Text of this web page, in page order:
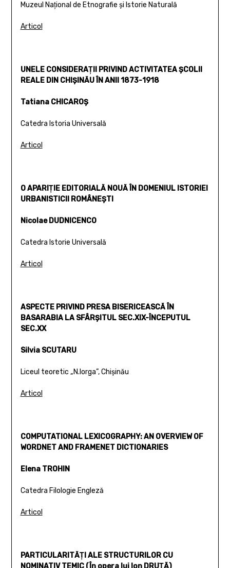
Muzeul Naţional de Etnografie şi Istorie Naturală
Articol
UNELE CONSIDERAŢII PRIVIND ACTIVITATEA ŞCOLII
REALE DIN CHIŞINĂU ÎN ANII 1873-1918
Tatiana CHICAROŞ
Catedra Istoria Universală
Articol
O APARIŢIE EDITORIALĂ NOUĂ ÎN DOMENIUL ISTORIEI
URBANISTICII ROMÂNEŞTI
Nicolae DUDNICENCO
Catedra Istorie Universală
Articol
ASPECTE PRIVIND PRESA BISERICEASCĂ ÎN
BASARABIA LA SFÂRŞITUL SEC.XIX-ÎNCEPUTUL
SEC.XX
Silvia SCUTARU
Liceul teoretic „N.Iorga”, Chişinău
Articol
COMPUTATIONAL LEXICOGRAPHY: AN OVERVIEW OF
WORDNET AND FRAMENET DICTIONARIES
Elena TROHIN
Catedra Filologie Engleză
Articol
PARTICULARITĂŢI ALE STRUCTURILOR CU